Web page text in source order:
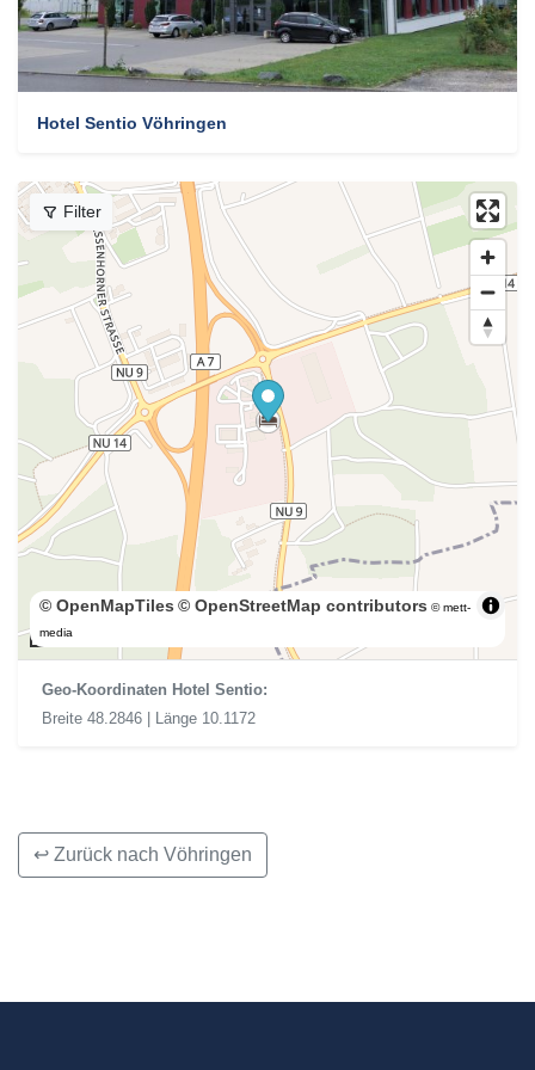
Hotel Sentio Vöhringen
300 m
© OpenMapTiles © OpenStreetMap contributors © mett-
media
Filter
Geo-Koordinaten Hotel Sentio:
Breite 48.2846 | Länge 10.1172
↩ Zurück nach Vöhringen